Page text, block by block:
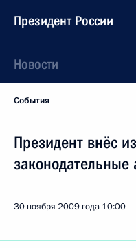
Президент России
Новости
События
Президент внёс
законодательные
30 ноября 2009 года 10:00